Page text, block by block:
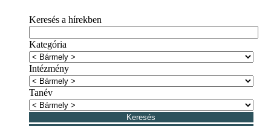
Keresés a hírekben
Kategória
Intézmény
Tanév